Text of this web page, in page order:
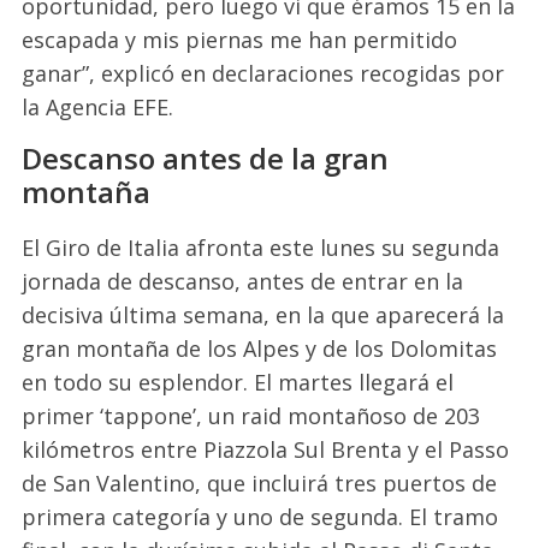
oportunidad, pero luego vi que éramos 15 en la
escapada y mis piernas me han permitido
ganar”, explicó en declaraciones recogidas por
la Agencia EFE.
Descanso antes de la gran
montaña
El Giro de Italia afronta este lunes su segunda
jornada de descanso, antes de entrar en la
decisiva última semana, en la que aparecerá la
gran montaña de los Alpes y de los Dolomitas
en todo su esplendor. El martes llegará el
primer ‘tappone’, un raid montañoso de 203
kilómetros entre Piazzola Sul Brenta y el Passo
de San Valentino, que incluirá tres puertos de
primera categoría y uno de segunda. El tramo